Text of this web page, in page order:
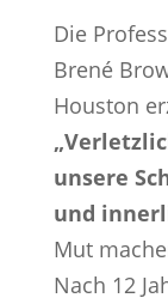
Die
Brené
Houston
unsere
und
Mut
Nach 12